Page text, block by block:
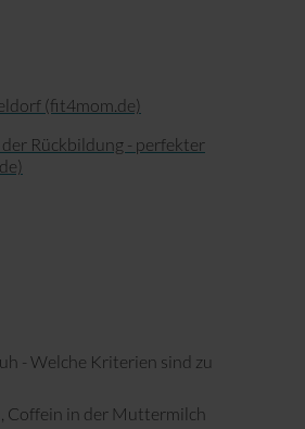
(fit4mom.de)
Rückbildung - perfekter
- Welche Kriterien sind zu
Coffein in der Muttermilch